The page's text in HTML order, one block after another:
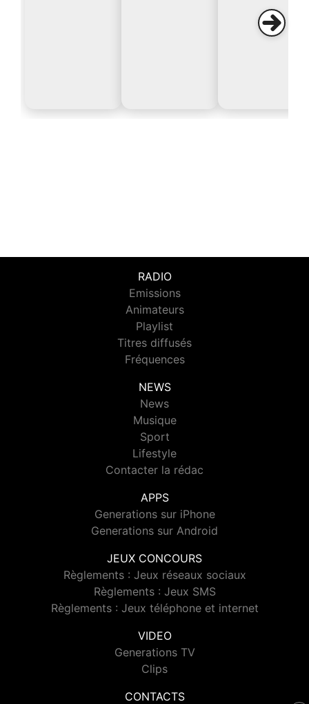
RADIO
Emissions
Animateurs
Playlist
Titres diffusés
Fréquences
NEWS
News
Musique
Sport
Lifestyle
Contacter la rédac
APPS
Generations sur iPhone
Generations sur Android
JEUX CONCOURS
Règlements : Jeux réseaux sociaux
Règlements : Jeux SMS
Règlements : Jeux téléphone et internet
VIDEO
Generations TV
Clips
CONTACTS